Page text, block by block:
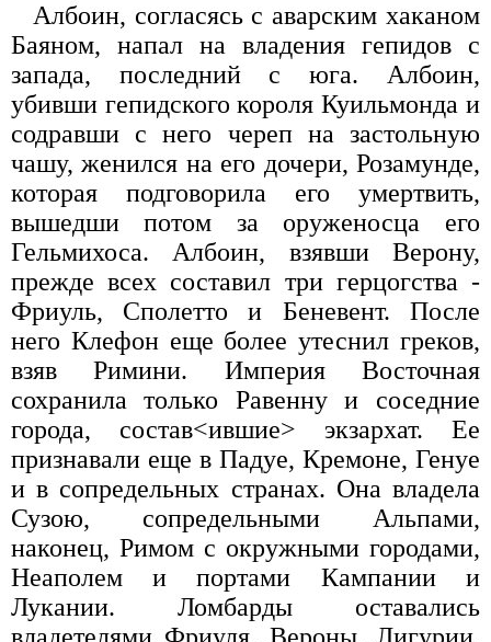
Албоин, согласясь с аварским хаканом
Баяном, напал на владения гепидов с
запада, последний с юга. Албоин,
убивши гепидского короля Куильмонда и
содравши с него череп на застольную
чашу, женился на его дочери, Розамунде,
которая подговорила его умертвить,
вышедши потом за оруженосца его
Гельмихоса. Албоин, взявши Верону,
прежде всех составил три герцогства -
Фриуль, Сполетто и Беневент. После
него Клефон еще более утеснил греков,
взяв Римини. Империя Восточная
сохранила только Равенну и соседние
города, состав<ившие> экзархат. Ее
признавали еще в Падуе, Кремоне, Генуе
и в сопредельных странах. Она владела
Сузою, сопредельными Альпами,
наконец, Римом с окружными городами,
Неаполем и портами Кампании и
Лукании. Ломбарды оставались